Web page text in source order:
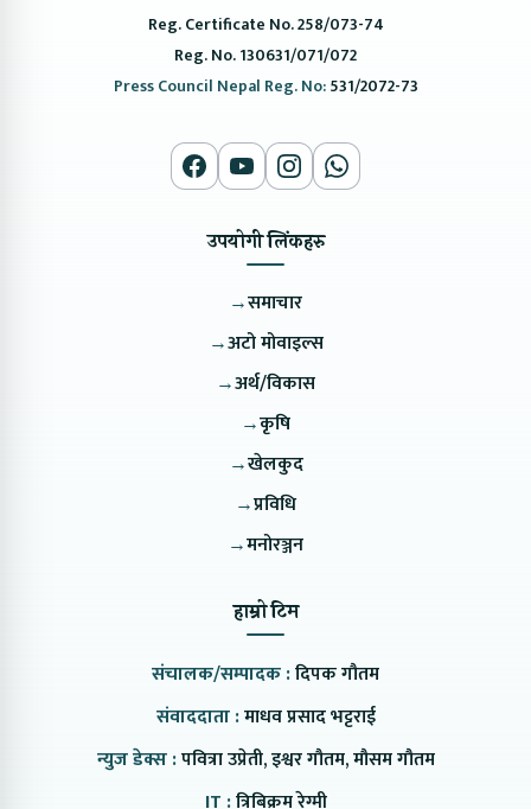
Reg. Certificate No. 258/073-74
Reg. No. 130631/071/072
Press Council Nepal Reg. No:531/2072-73
उपयोगी लिंकहरु
→समाचार
→अटो मोवाइल्स
→अर्थ/विकास
→कृषि
→खेलकुद
→प्रविधि
→मनोरञ्जन
हाम्रो टिम
संचालक/सम्पादक :दिपक गौतम
संवाददाता :माधव प्रसाद भट्टराई
न्युज डेक्स :पवित्रा उप्रेती, इश्वर गौतम, मौसम गौतम